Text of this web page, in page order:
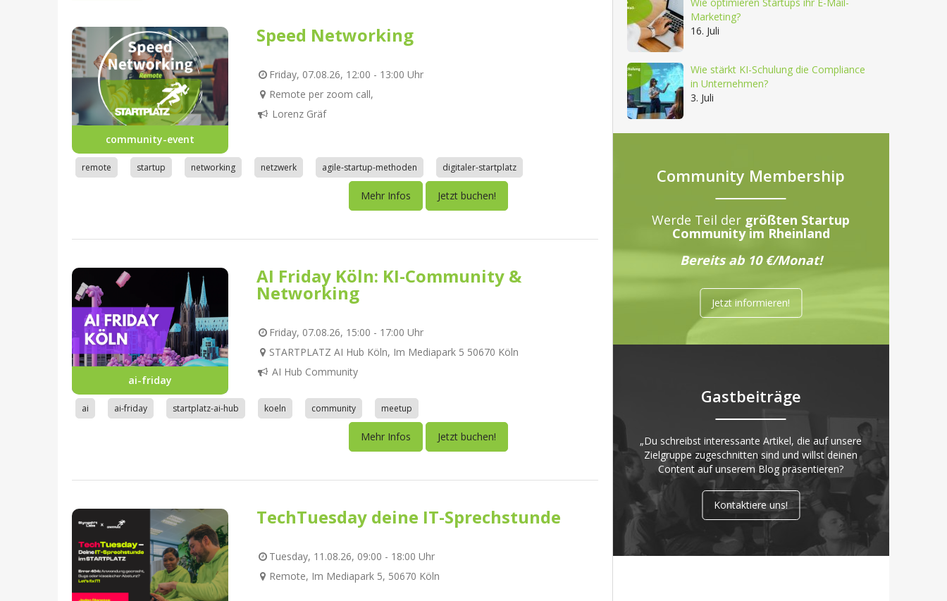
community-event
Speed Networking
Friday, 07.08.26, 12:00 - 13:00 Uhr
Remote per zoom call,
Lorenz Gräf
remote startup networking netzwerk agile-startup-methoden digitaler-startplatz
Mehr Infos Jetzt buchen!
ai-friday
AI Friday Köln: KI-Community &
Networking
Friday, 07.08.26, 15:00 - 17:00 Uhr
STARTPLATZ AI Hub Köln, Im Mediapark 5 50670 Köln
AI Hub Community
ai ai-friday startplatz-ai-hub koeln community meetup
Mehr Infos Jetzt buchen!
TechTuesday deine IT-Sprechstunde
Tuesday, 11.08.26, 09:00 - 18:00 Uhr
Remote, Im Mediapark 5, 50670 Köln
Marketing?
16. Juli
Wie stärkt KI-Schulung die Compliance
in Unternehmen?
3. Juli
Community Membership
Werde Teil der größten Startup
Community im Rheinland
Bereits ab 10 €/Monat!
Jetzt informieren!
Gastbeiträge
„Du schreibst interessante Artikel, die auf unsere
Zielgruppe zugeschnitten sind und willst deinen
Content auf unserem Blog präsentieren?
Kontaktiere uns!